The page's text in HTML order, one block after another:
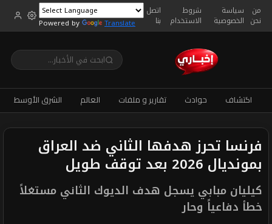
من
نحن
سياسة
الخصوصية
شروط
الاستخدام
اتصل
بنا Powered by Translate
اكتشاف حوادث تقارير و ملفات العالم الشرق الأوسط
فرنسا تحرز هدفها الثاني ضد العراق
بمونديال 2026 بعد توقف طويل
كيليان مبابي يسجل هدف الديوك الثاني مستغلاً
خطأ دفاعياً وحار